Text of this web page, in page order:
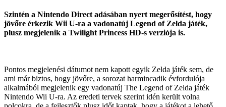
Szintén a Nintendo Direct adásában nyert megerősítést, hogy
jövőre érkezik Wii U-ra a vadonatúj Legend of Zelda játék,
plusz megjelenik a Twilight Princess HD-s verziója is.
Pontos megjelenési dátumot nem kapott egyik Zelda játék sem, de
ami már biztos, hogy jövőre, a sorozat harmincadik évfordulója
alkalmából megjelenik egy vadonatúj The Legend of Zelda játék
Nintendo Wii U-ra. Az eredeti tervek szerint idén került volna